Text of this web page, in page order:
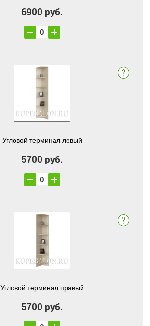
6900 руб.
Угловой терминал левый
5700 руб.
Угловой терминал правый
5700 руб.